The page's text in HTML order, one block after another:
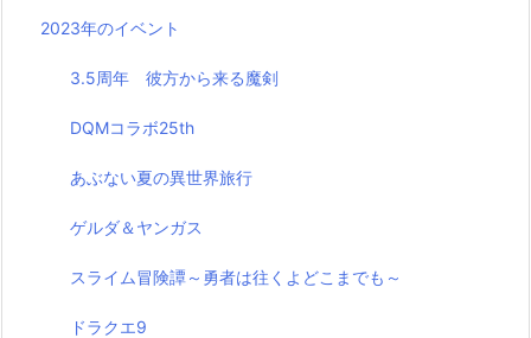
2023年のイベント
3.5周年 彼方から来る魔剣
DQMコラボ25th
あぶない夏の異世界旅行
ゲルダ＆ヤンガス
スライム冒険譚～勇者は往くよどこまでも～
ドラクエ9